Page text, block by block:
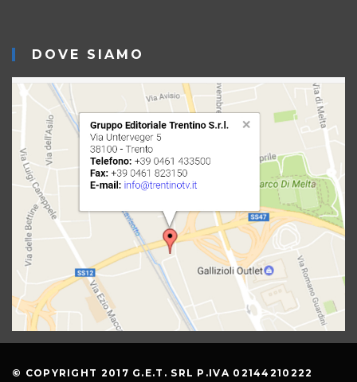
DOVE SIAMO
© COPYRIGHT 2017 G.E.T. SRL P.IVA 02144210222